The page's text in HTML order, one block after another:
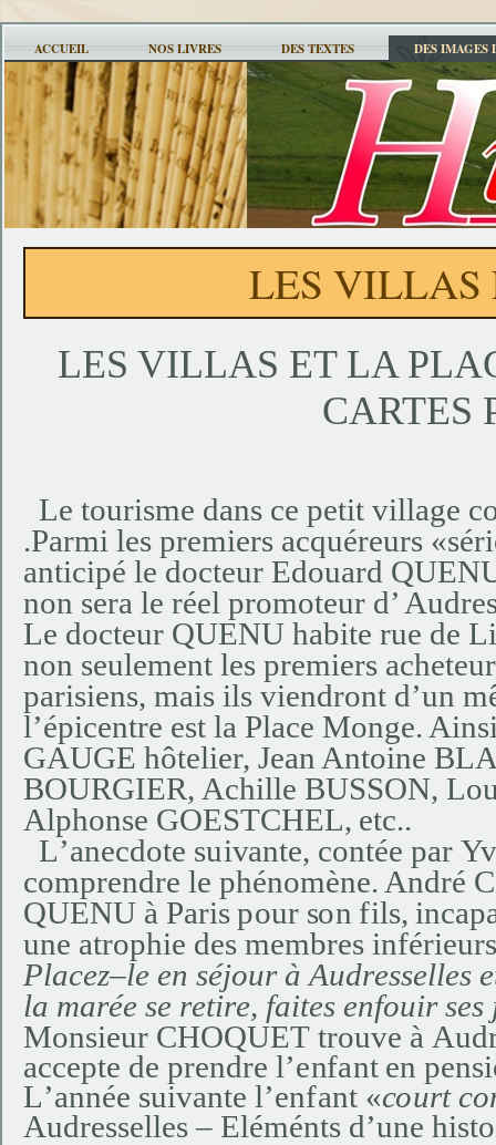
ACCUEIL NOS LIVRES DES TEXTES DES IMAGES
LES VILLAS
LES VILLAS ET LA
CARTES
Le tourisme dans ce petit village
.Parmi les premiers acquéreurs «séri
anticipé le docteur Edouard QUEN
non sera le réelpromoteur d’ Aud
Le docteur QUENU habite rue de L
non seulement lespremiers acheteu
parisiens,mais ilsviendront d’un m
l’épicentre est la Place Monge. Ain
GAUGEhôtelier, Jean Antoine BL
BOURGIER, Achille BUSSON, L
Alphonse GOESTCHEL, etc..
L’anecdote suivante, contée parYv
comprendre le phénomène. André C
QUENU à Paris pour son fils, incap
une atrophie des membres inférieu
Placez–le en séjour à Audresselles e
la marée se retire, faites enfouir ses
Monsieur CHOQUET trouve à Aud
accepte de prendre l’enfant en pen
L’année suivante l’enfant «court co
Audresselles – Eléménts d’une